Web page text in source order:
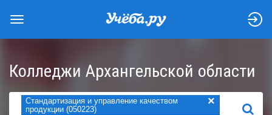
Колледжи Архангельской области
Стандартизация и управление качеством
продукции (050223)
×
НАЙТИ